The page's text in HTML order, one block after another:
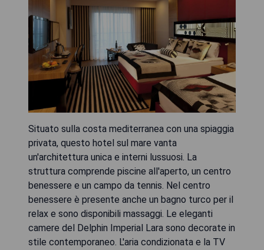
Situato sulla costa mediterranea con una spiaggia
privata, questo hotel sul mare vanta
un'architettura unica e interni lussuosi. La
struttura comprende piscine all'aperto, un centro
benessere e un campo da tennis. Nel centro
benessere è presente anche un bagno turco per il
relax e sono disponibili massaggi. Le eleganti
camere del Delphin Imperial Lara sono decorate in
stile contemporaneo. L'aria condizionata e la TV